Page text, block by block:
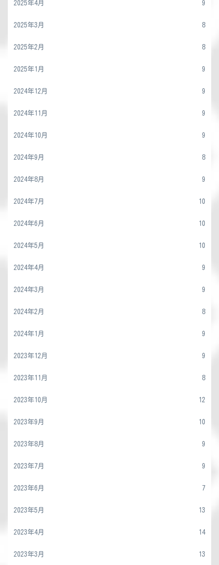
2025年4月 9
2025年3月 8
2025年2月 8
2025年1月 9
2024年12月 9
2024年11月 9
2024年10月 9
2024年9月 8
2024年8月 9
2024年7月 10
2024年6月 10
2024年5月 10
2024年4月 9
2024年3月 9
2024年2月 8
2024年1月 9
2023年12月 9
2023年11月 8
2023年10月 12
2023年9月 10
2023年8月 9
2023年7月 9
2023年6月 7
2023年5月 13
2023年4月 14
2023年3月 13